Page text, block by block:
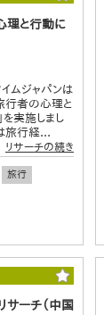
理と行動に
ムジャパンは
行者の心理と
実施しまし
旅行経...
リサーチの続き
旅行
ーチ（中国